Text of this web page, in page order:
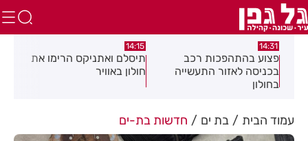
14:15
תיסלם ואתניקס הרימו את
חולון באוויר
13:05
פצוע בתאונת אופנוע במרכז
חולון
עמוד הבית בת ים חדשות בת-ים